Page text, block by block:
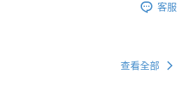
客服
查看全部